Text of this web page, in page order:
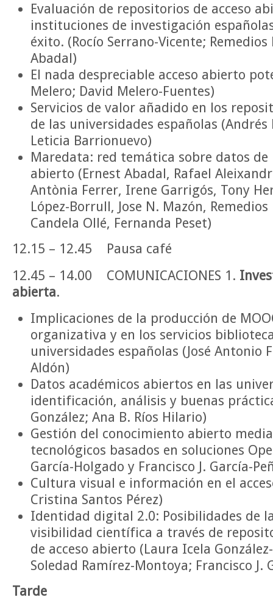
Evaluación de repositorios de acceso
instituciones de investigación
éxito. (Rocío Serrano-Vicente;
Abadal)
El nada despreciable acceso abierto
Melero; David Melero-Fuentes)
Servicios de valor añadido en los
de las universidades españolas (Andrés
Leticia Barrionuevo)
Maredata: red temática sobre datos
abierto (Ernest Abadal, Rafael
Antònia Ferrer, Irene Garrigós, Tony
López-Borrull, Jose N. Mazón,
Candela Ollé, Fernanda Peset)
12.15 – 12.45 Pausa café
12.45 – 14.00 COMUNICACIONES 1.
abierta.
Implicaciones de la producción de
organizativa y en los servicios
universidades españolas (José Antonio
Aldón)
Datos académicos abiertos en las
identificación, análisis y buenas
González; Ana B. Ríos Hilario)
Gestión del conocimiento abierto
tecnológicos basados en soluciones
García-Holgado y Francisco J. García-
Cultura visual e información en el
Cristina Santos Pérez)
Identidad digital 2.0: Posibilidades de
visibilidad científica a través de
de acceso abierto (Laura Icela
Soledad Ramírez-Montoya; Francisco J.
Tarde